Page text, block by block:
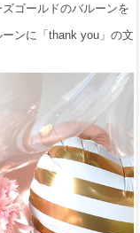
ゴールドのバルーンを
ンに「thank you」の文